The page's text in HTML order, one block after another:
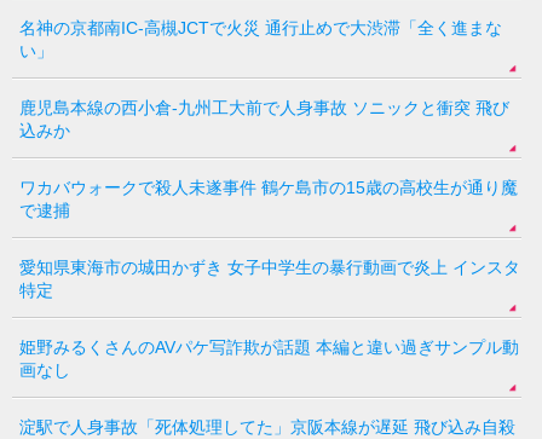
名神の京都南IC-高槻JCTで火災 通行止めで大渋滞「全く進まな
い」
鹿児島本線の西小倉-九州工大前で人身事故 ソニックと衝突 飛び
込みか
ワカバウォークで殺人未遂事件 鶴ケ島市の15歳の高校生が通り魔
で逮捕
愛知県東海市の城田かずき 女子中学生の暴行動画で炎上 インスタ
特定
姫野みるくさんのAVパケ写詐欺が話題 本編と違い過ぎサンプル動
画なし
淀駅で人身事故「死体処理してた」京阪本線が遅延 飛び込み自殺